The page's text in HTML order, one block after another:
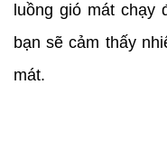
luồng gió mát chạy
bạn sẽ cảm thấy
mát.